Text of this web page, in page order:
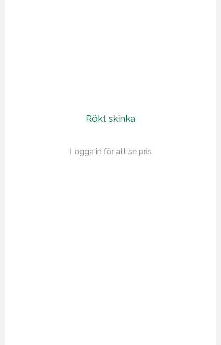
Rökt skinka
Logga in för att se pris